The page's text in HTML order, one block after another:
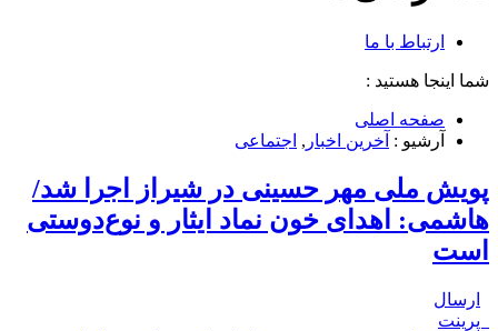
ارتباط با ما
شما اینجا هستید :
صفحه اصلی
آرشیو : آخرین اخبار , اجتماعی
پویش ملی مهر حسینی در شیراز اجرا شد/
هاشمی: اهدای خون نماد ایثار و نوع‌دوستی
است
ارسال
پرینت